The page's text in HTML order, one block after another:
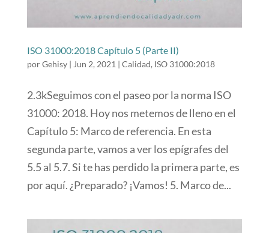
ISO 31000:2018 Capítulo 5 (Parte II)
porGehisy| Jun 2, 2021 | Calidad, ISO 31000:2018
2.3kSeguimos con el paseo por la norma ISO
31000: 2018. Hoy nos metemos de lleno en el
Capítulo 5: Marco de referencia. En esta
segunda parte, vamos a ver los epígrafes del
5.5 al 5.7. Si te has perdido la primera parte, es
por aquí. ¿Preparado? ¡Vamos! 5. Marco de...